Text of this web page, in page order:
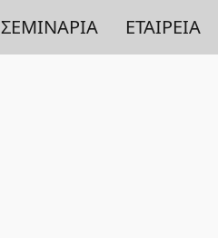
ΣΕΜΙΝΑΡΙΑ ΕΤΑΙΡΕΙΑ